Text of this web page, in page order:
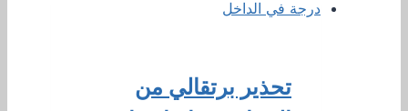
تحذير برتقالي من